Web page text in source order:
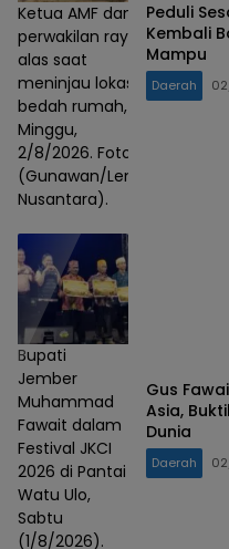
Ketua AMF dan
perwakilan rayap
alas saat
meninjau lokasi
bedah rumah,
Minggu,
2/8/2026. Foto :
(Gunawan/Lensa
Nusantara).
Peduli
Kembali
Mampu
Daerah
Bupati
Jember
Muhammad
Fawait dalam
Festival JKCI
2026 di Pantai
Watu Ulo,
Sabtu
(1/8/2026).
Gus
Asia,
Dunia
Daerah